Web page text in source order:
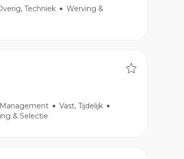
Techniek
Werving &
Vast, Tijdelijk
& Selectie